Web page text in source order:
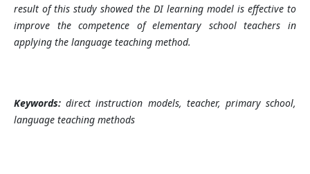
result of this study showed theDIlearning model is effective to
improve the competence of elementary school teachers in
applying the language teaching method.
Keywords:direct instruction models, teacher, primary school,
language teaching methods